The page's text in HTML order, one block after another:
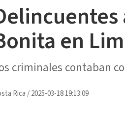
en
criminales contaban
Rica /2025-03-18 19:13:09